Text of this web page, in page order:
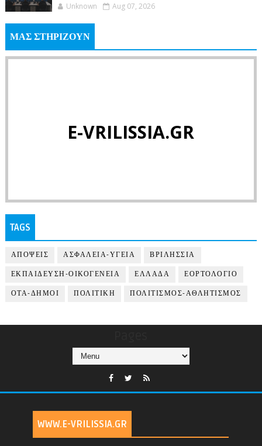
Unknown Aug 07, 2026
ΜΑΣ ΣΤΗΡΙΖΟΥΝ
E-VRILISSIA.GR
TAGS
ΑΠΟΨΕΙΣ ΑΣΦΑΛΕΙΑ-ΥΓΕΙΑ ΒΡΙΛΗΣΣΙΑ
ΕΚΠΑΙΔΕΥΣΗ-ΟΙΚΟΓΕΝΕΙΑ ΕΛΛΑΔΑ ΕΟΡΤΟΛΟΓΙΟ
ΟΤΑ-ΔΗΜΟΙ ΠΟΛΙΤΙΚΗ ΠΟΛΙΤΙΣΜΟΣ-ΑΘΛΗΤΙΣΜΟΣ
WWW.E-VRILISSIA.GR